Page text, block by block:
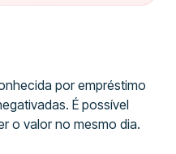
por empréstimo
É possível
o valor no mesmo dia.